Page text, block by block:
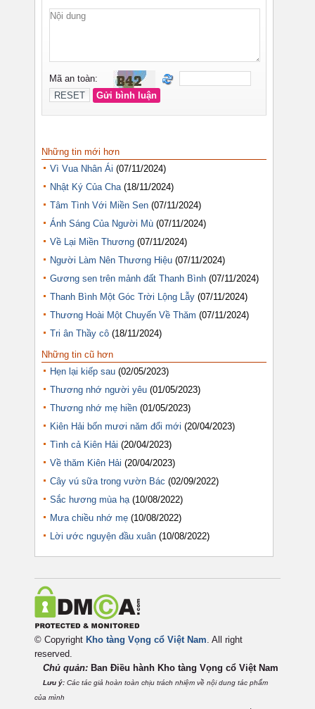
Những tin mới hơn
Vì Vua Nhân Ái (07/11/2024)
Nhật Ký Của Cha (18/11/2024)
Tâm Tình Với Miền Sen (07/11/2024)
Ánh Sáng Của Người Mù (07/11/2024)
Về Lại Miền Thương (07/11/2024)
Người Làm Nên Thương Hiệu (07/11/2024)
Gương sen trên mảnh đất Thanh Bình (07/11/2024)
Thanh Bình Một Góc Trời Lộng Lẫy (07/11/2024)
Thương Hoài Một Chuyến Về Thăm (07/11/2024)
Tri ân Thầy cô (18/11/2024)
Những tin cũ hơn
Hẹn lại kiếp sau (02/05/2023)
Thương nhớ người yêu (01/05/2023)
Thương nhớ mẹ hiền (01/05/2023)
Kiên Hải bốn mươi năm đổi mới (20/04/2023)
Tình cả Kiên Hải (20/04/2023)
Về thăm Kiên Hải (20/04/2023)
Cây vú sữa trong vườn Bác (02/09/2022)
Sắc hương mùa hạ (10/08/2022)
Mưa chiều nhớ mẹ (10/08/2022)
Lời ước nguyện đầu xuân (10/08/2022)
© Copyright Kho tàng Vọng cổ Việt Nam. All right
reserved.
Chủ quản: Ban Điều hành Kho tàng Vọng cổ Việt Nam
Lưu ý: Các tác giả hoàn toàn chịu trách nhiệm về nội dung tác phẩm
của mình